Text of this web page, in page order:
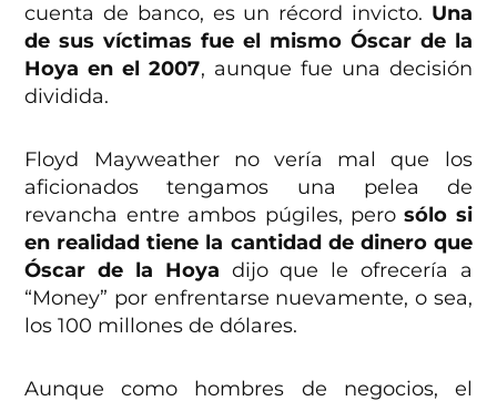
cuenta de banco, es un récord invicto. Una
de sus víctimas fue el mismo Óscar de la
Hoya en el 2007, aunque fue una decisión
dividida.
Floyd Mayweather no vería mal que los
aficionados tengamos una pelea de
revancha entre ambos púgiles, perosólo si
en realidad tiene la cantidad de dinero que
Óscar de la Hoya dijo que le ofrecería a
“Money” por enfrentarse nuevamente, o sea,
los 100 millones de dólares.
Aunque como hombres de negocios, el